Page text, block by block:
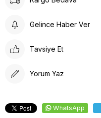
Gelince Haber Ver
Tavsiye Et
Yorum Yaz
WhatsApp